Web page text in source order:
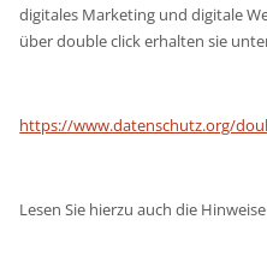
digitales Marketing und digitale
über double click erhalten sie
https://www.datenschutz.org/
Lesen Sie hierzu auch die